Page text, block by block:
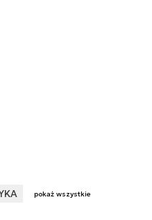
pokaż wszystkie